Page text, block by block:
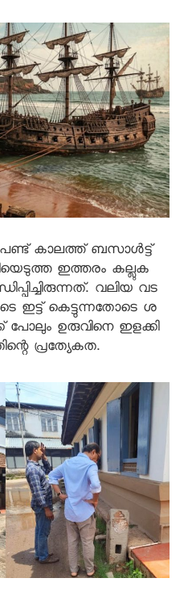
കാലത്ത് ബസാള്‍ട്ട്
ഇത്തരം കല്ലുക
വലിയ വട
ഇട്ട് കെട്ടുന്നതോടെ ശ
പോലും ഉരുവിനെ ഇളക്കി
പ്രത്യേകത.